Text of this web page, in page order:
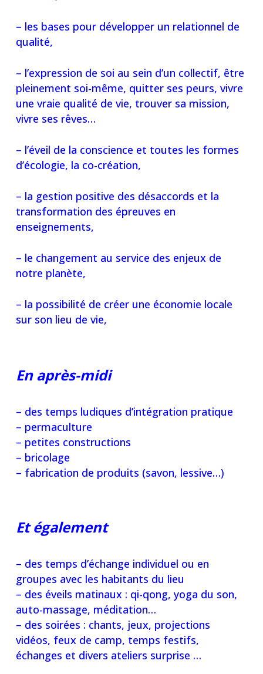
– les bases pour développer un relationnel de
qualité,
– l’expression de soi au sein d’un collectif, être
pleinement soi-même, quitter ses peurs, vivre
une vraie qualité de vie, trouver sa mission,
vivre ses rêves…
– l’éveil de la conscience et toutes les formes
d’écologie, la co-création,
– la gestion positive des désaccords et la
transformation des épreuves en
enseignements,
– le changement au service des enjeux de
notre planète,
– la possibilité de créer une économie locale
sur son lieu de vie,
En après-midi
– des temps ludiques d’intégration pratique
– permaculture
– petites constructions
– bricolage
– fabrication de produits (savon, lessive…)
Et également
– des temps d’échange individuel ou en
groupes avec les habitants du lieu
– des éveils matinaux : qi-qong, yoga du son,
auto-massage, méditation…
– des soirées : chants, jeux, projections
vidéos, feux de camp, temps festifs,
échanges et divers ateliers surprise …